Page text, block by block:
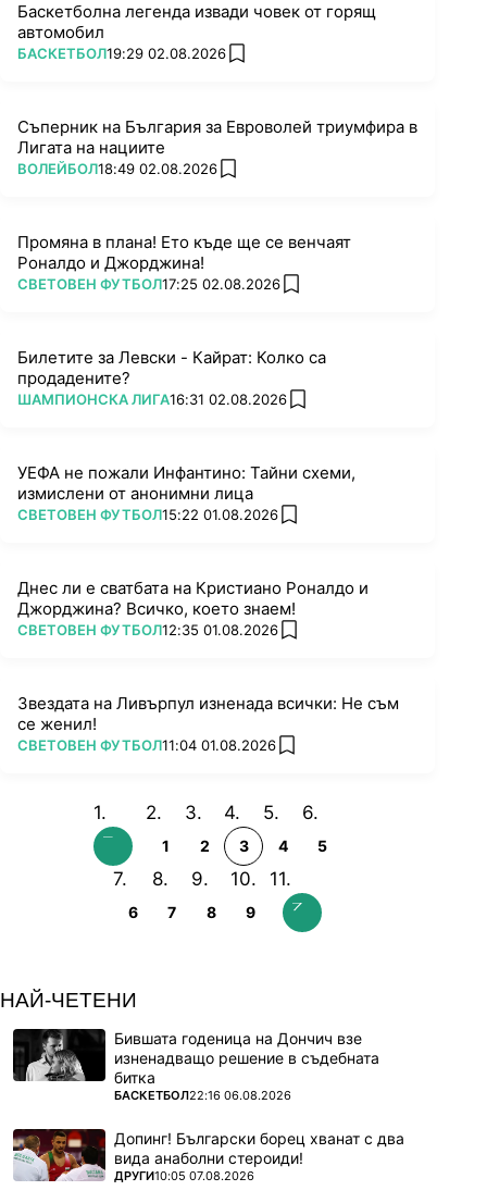
Баскетболна легенда извади човек от горящ
автомобил
ПОВЕЧЕ ОТ
БАСКЕТБОЛ19:29 02.08.2026 add favorites
Съперник на България за Евроволей триумфира в
Лигата на нациите
ПОВЕЧЕ ОТ
ВОЛЕЙБОЛ18:49 02.08.2026 add favorites
Промяна в плана! Ето къде ще се венчаят
Роналдо и Джорджина!
ПОВЕЧЕ ОТ
СВЕТОВЕН ФУТБОЛ17:25 02.08.2026 add favorites
Билетите за Левски - Кайрат: Колко са
продадените?
ПОВЕЧЕ ОТ
ШАМПИОНСКА ЛИГА16:31 02.08.2026 add favorites
УЕФА не пожали Инфантино: Тайни схеми,
измислени от анонимни лица
ПОВЕЧЕ ОТ
СВЕТОВЕН ФУТБОЛ15:22 01.08.2026 add favorites
Днес ли е сватбата на Кристиано Роналдо и
Джорджина? Всичко, което знаем!
ПОВЕЧЕ ОТ
СВЕТОВЕН ФУТБОЛ12:35 01.08.2026 add favorites
Звездата на Ливърпул изненада всички: Не съм
се женил!
ПОВЕЧЕ ОТ
СВЕТОВЕН ФУТБОЛ11:04 01.08.2026 add favorites
1 2 3 4 5
6 7 8 9
НАЙ-ЧЕТЕНИ
Бившата годеница на Дончич взе
изненадващо решение в съдебната
битка
ПОВЕЧЕ ОТ
БАСКЕТБОЛ22:16 06.08.2026
Допинг! Български борец хванат с два
вида анаболни стероиди!
ПОВЕЧЕ ОТ
ДРУГИ10:05 07.08.2026